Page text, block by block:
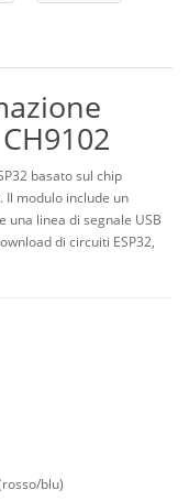
basato sul chip
Il modulo include un
una linea di segnale USB
di circuiti ESP32,
blu)